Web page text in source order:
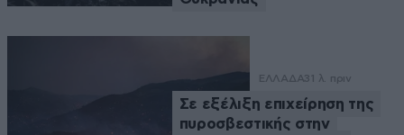
ΕΛΛΑΔΑ31 λ. πριν
Σε εξέλιξη επιχείρηση της
πυροσβεστικής στην